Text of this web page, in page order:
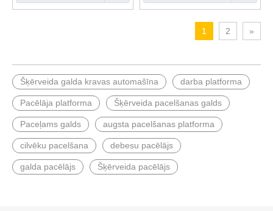
1 2 »
Šķērveida galda kravas automašīna darba platforma
Pacēlāja platforma Šķērveida pacelšanas galds
Paceļams galds augsta pacelšanas platforma
cilvēku pacelšana debesu pacēlājs
galda pacēlājs Šķērveida pacēlājs